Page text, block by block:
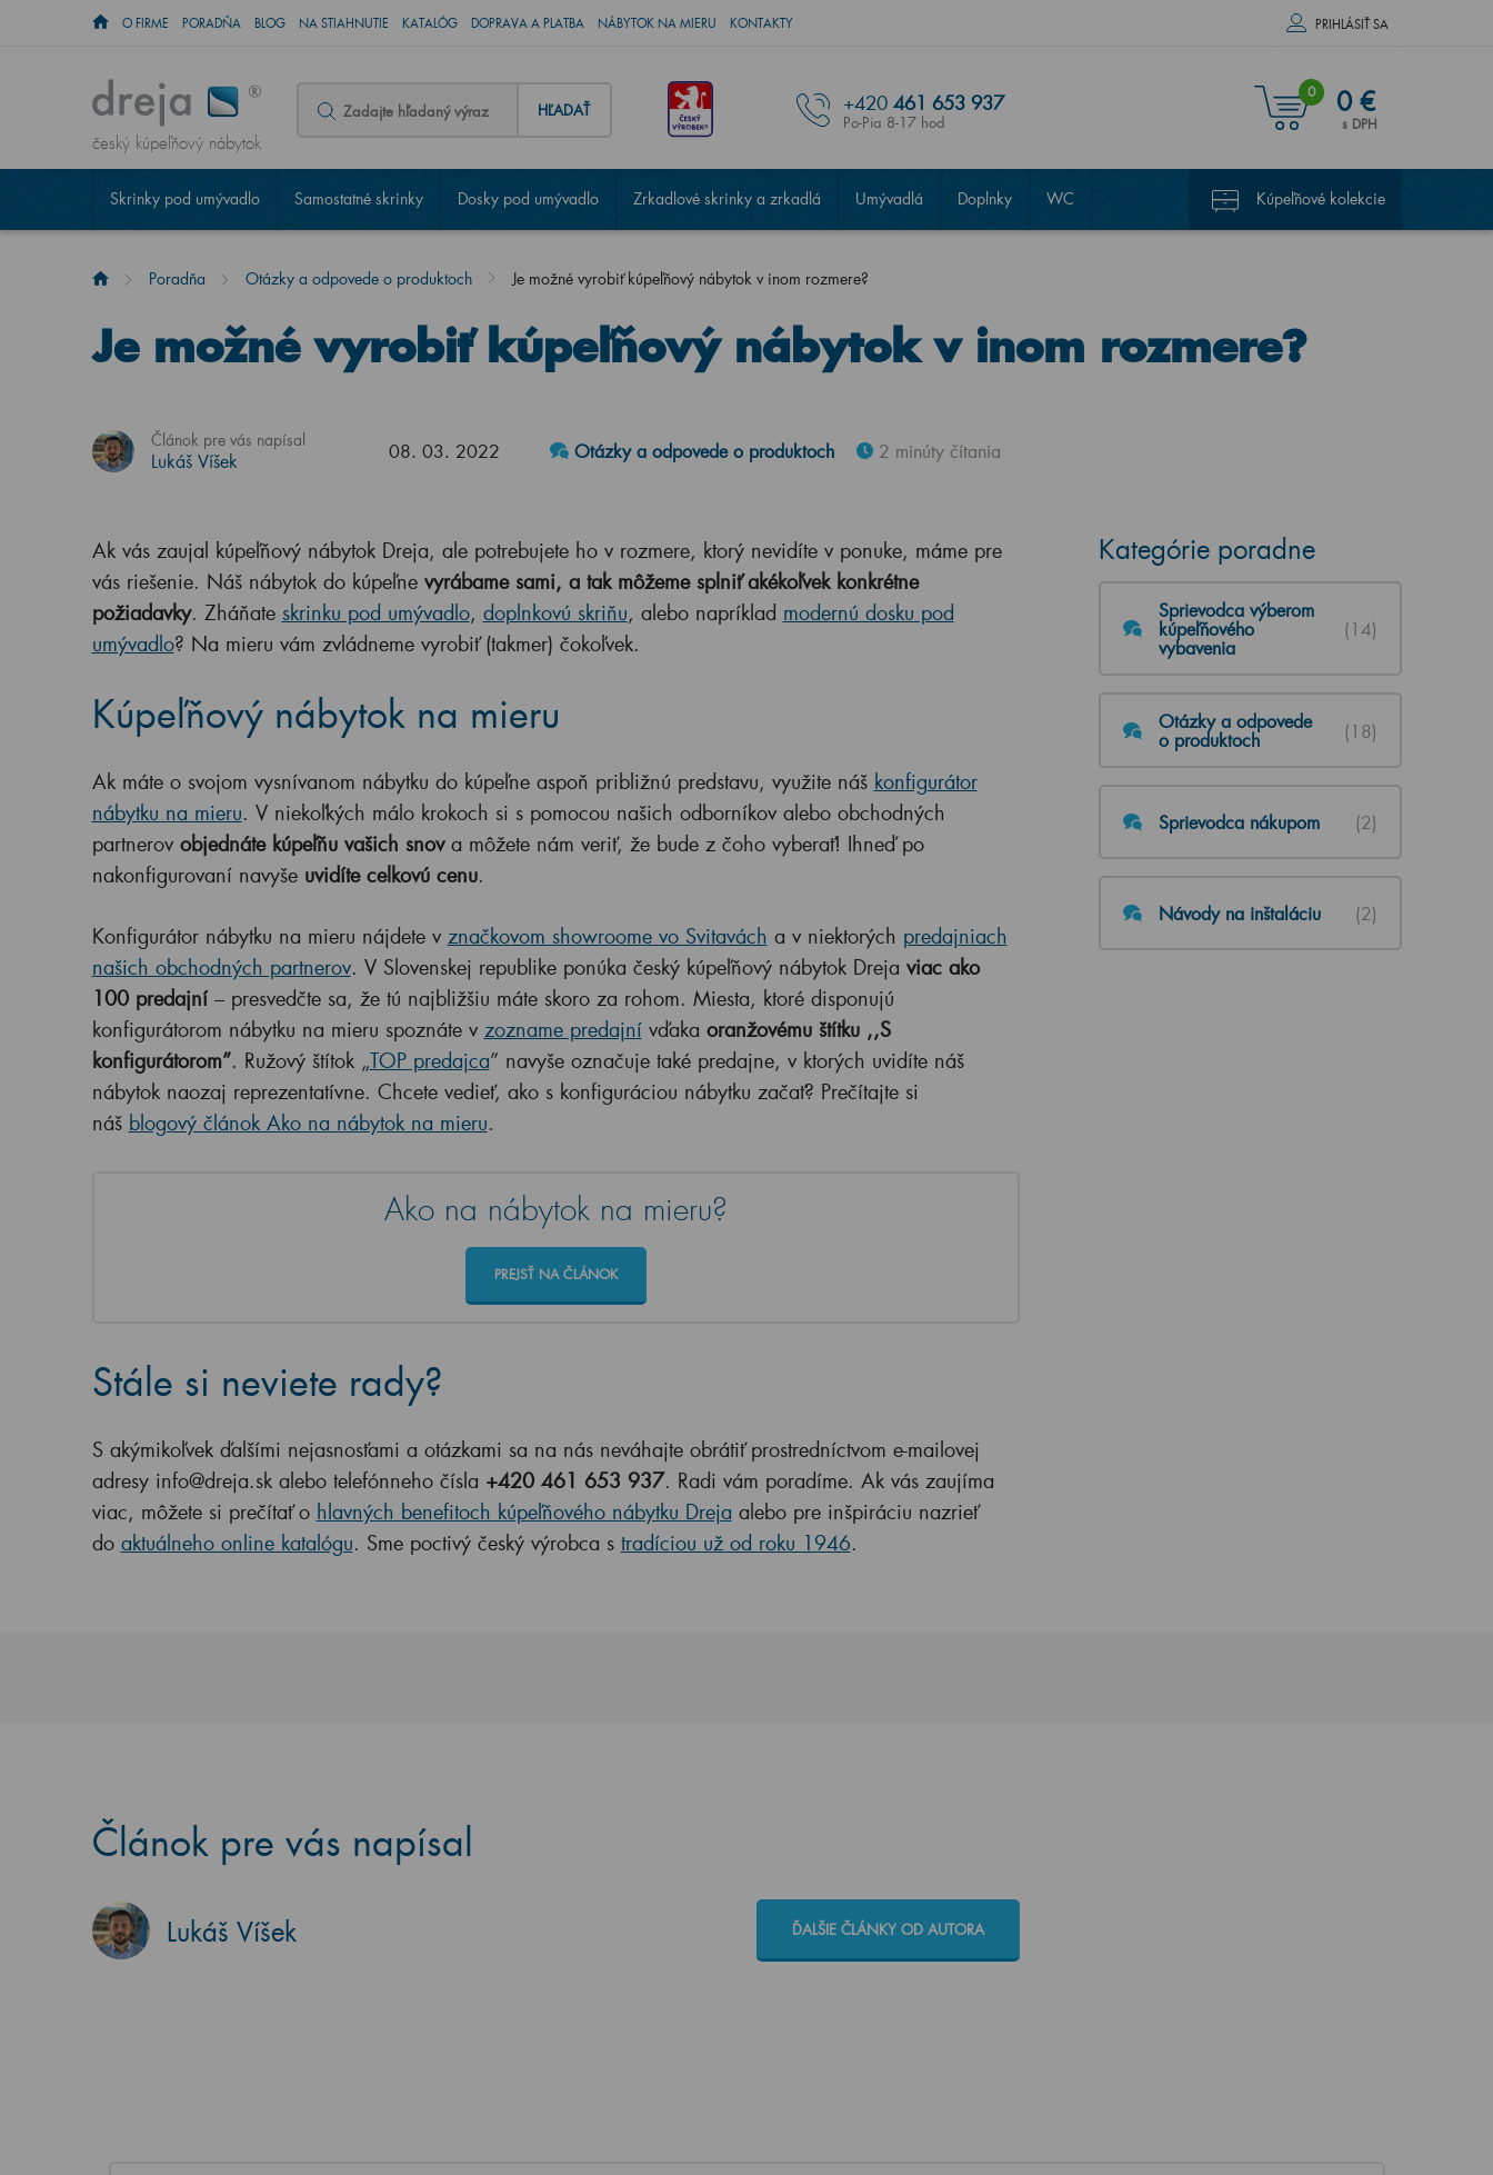
O FIRME PORADŇA BLOG NA STIAHNUTIE KATALÓG DOPRAVA A PLATBA NÁBYTOK NA MIERU KONTAKTY PRIHLÁSIŤ SA
český kúpeľňový nábytok
HĽADAŤ +420 461 653 937
Po-Pia 8-17 hod
0 0 €
s DPH
Skrinky pod umývadlo Samostatné skrinky Dosky pod umývadlo Zrkadlové skrinky a zrkadlá Umývadlá Doplnky WC Kúpeľňové kolekcie
Poradňa Otázky a odpovede o produktoch Je možné vyrobiť kúpeľňový nábytok v inom rozmere?
Je možné vyrobiť kúpeľňový nábytok v inom rozmere?
Článok pre vás napísal
Lukáš Víšek 08. 03. 2022 Otázky a odpovede o produktoch 2 minúty čítania
Ak vás zaujal kúpeľňový nábytok Dreja, ale potrebujete ho v rozmere, ktorý nevidíte v ponuke, máme pre
vás riešenie. Náš nábytok do kúpeľne vyrábame sami, a tak môžeme splniť akékoľvek konkrétne
požiadavky. Zháňate skrinku pod umývadlo, doplnkovú skriňu, alebo napríklad modernú dosku pod
umývadlo? Na mieru vám zvládneme vyrobiť (takmer) čokoľvek.
Kúpeľňový nábytok na mieru
Ak máte o svojom vysnívanom nábytku do kúpeľne aspoň približnú predstavu, využite náš konfigurátor
nábytku na mieru. V niekoľkých málo krokoch si s pomocou našich odborníkov alebo obchodných
partnerov objednáte kúpeľňu vašich snov a môžete nám veriť, že bude z čoho vyberať! Ihneď po
nakonfigurovaní navyše uvidíte celkovú cenu.
Konfigurátor nábytku na mieru nájdete v značkovom showroome vo Svitavách a v niektorých predajniach
našich obchodných partnerov. V Slovenskej republike ponúka český kúpeľňový nábytok Dreja viac ako
100 predajní – presvedčte sa, že tú najbližšiu máte skoro za rohom. Miesta, ktoré disponujú
konfigurátorom nábytku na mieru spoznáte v zozname predajnívďaka oranžovému štítku ,,S
konfigurátorom”. Ružový štítok „TOP predajca” navyše označuje také predajne, v ktorých uvidíte náš
nábytok naozaj reprezentatívne. Chcete vedieť, ako s konfiguráciou nábytku začať? Prečítajte si
náš blogový článok Ako na nábytok na mieru.
Ako na nábytok na mieru?
PREJSŤ NA ČLÁNOK
Stále si neviete rady?
S akýmikoľvek ďalšími nejasnosťami a otázkami sa na nás neváhajte obrátiť prostredníctvom e-mailovej
adresy info@dreja.sk alebo telefónneho čísla +420 461 653 937. Radi vám poradíme. Ak vás zaujíma
viac, môžete si prečítať o hlavných benefitoch kúpeľňového nábytku Dreja alebo pre inšpiráciu nazrieť
do aktuálneho online katalógu. Sme poctivý český výrobca s tradíciou už od roku 1946.
Kategórie poradne
Sprievodca výberom
kúpeľňového
vybavenia
(14)
Otázky a odpovede
o produktoch
(18)
Sprievodca nákupom (2)
Návody na inštaláciu (2)
Článok pre vás napísal
Lukáš Víšek ĎALŠIE ČLÁNKY OD AUTORA